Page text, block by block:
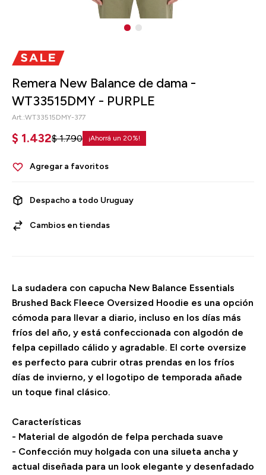
Remera New Balance de dama -
WT33515DMY - PURPLE
WT33515DMY-377
$ 1.432$ 1.790 20
Despacho a todo Uruguay
Cambios en tiendas
La sudadera con capucha New Balance Essentials
Brushed Back Fleece Oversized Hoodie es una opción
cómoda para llevar a diario, incluso en los días más
fríos del año, y está confeccionada con algodón de
felpa cepillado cálido y agradable. El corte oversize
es perfecto para cubrir otras prendas en los fríos
días de invierno, y el logotipo de temporada añade
un toque final clásico.
Características
- Material de algodón de felpa perchada suave
- Confección muy holgada con una silueta ancha y
actual diseñada para un look elegante y desenfadado